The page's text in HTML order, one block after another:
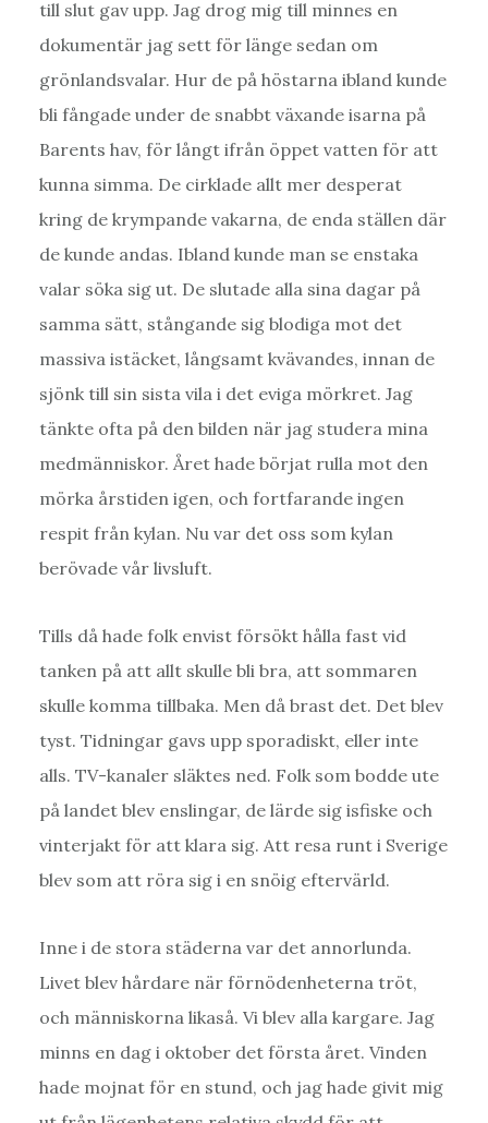
till slut gav upp. Jag drog mig till minnes en
dokumentär jag sett för länge sedan om
grönlandsvalar. Hur de på höstarna ibland kunde
bli fångade under de snabbt växande isarna på
Barents hav, för långt ifrån öppet vatten för att
kunna simma. De cirklade allt mer desperat
kring de krympande vakarna, de enda ställen där
de kunde andas. Ibland kunde man se enstaka
valar söka sig ut. De slutade alla sina dagar på
samma sätt, stångande sig blodiga mot det
massiva istäcket, långsamt kvävandes, innan de
sjönk till sin sista vila i det eviga mörkret. Jag
tänkte ofta på den bilden när jag studera mina
medmänniskor. Året hade börjat rulla mot den
mörka årstiden igen, och fortfarande ingen
respit från kylan. Nu var det oss som kylan
berövade vår livsluft.
Tills då hade folk envist försökt hålla fast vid
tanken på att allt skulle bli bra, att sommaren
skulle komma tillbaka. Men då brast det. Det blev
tyst. Tidningar gavs upp sporadiskt, eller inte
alls. TV-kanaler släktes ned. Folk som bodde ute
på landet blev enslingar, de lärde sig isfiske och
vinterjakt för att klara sig. Att resa runt i Sverige
blev som att röra sig i en snöig eftervärld.
Inne i de stora städerna var det annorlunda.
Livet blev hårdare när förnödenheterna tröt,
och människorna likaså. Vi blev alla kargare. Jag
minns en dag i oktober det första året. Vinden
hade mojnat för en stund, och jag hade givit mig